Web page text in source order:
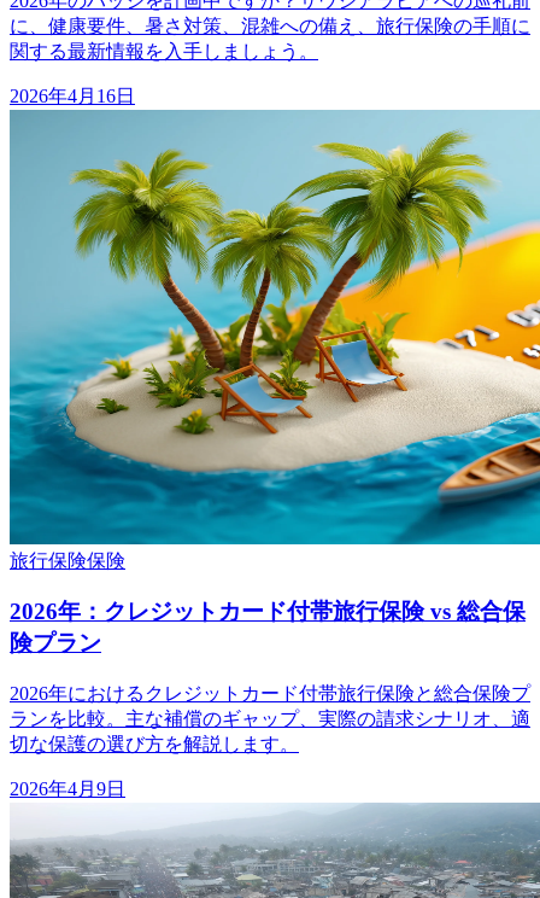
に、健康要件、暑さ対策、混雑への備え、旅行保険の手順に
関する最新情報を入手しましょう。
2026年4月16日
旅行保険保険
2026年：クレジットカード付帯旅行保険 vs 総合保
険プラン
2026年におけるクレジットカード付帯旅行保険と総合保険プ
ランを比較。主な補償のギャップ、実際の請求シナリオ、適
切な保護の選び方を解説します。
2026年4月9日